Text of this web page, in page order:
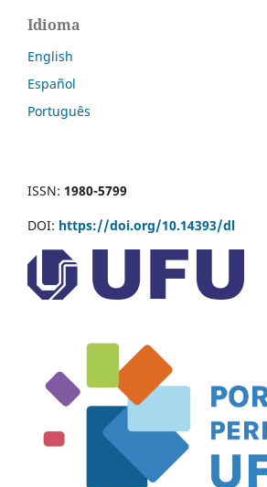
Idioma
English
Español
Português
ISSN: 1980-5799
DOI: https://doi.org/10.14393/dl